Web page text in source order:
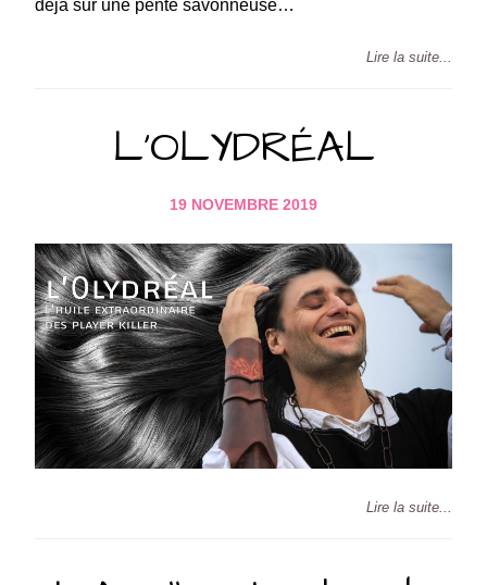
déjà sur une pente savonneuse…
Lire la suite...
L’OLYDRÉAL
19 NOVEMBRE 2019
Lire la suite...